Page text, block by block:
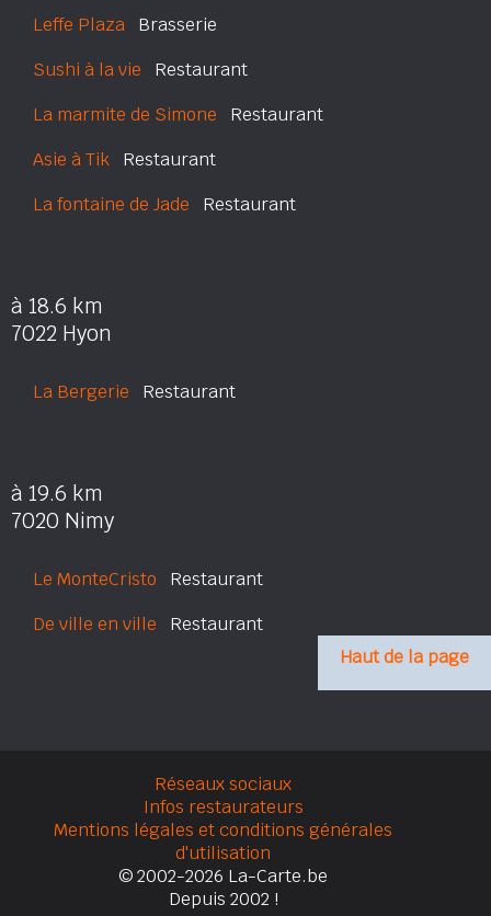
Leffe Plaza Brasserie
Sushi à la vie Restaurant
La marmite de Simone Restaurant
Asie à Tik Restaurant
La fontaine de Jade Restaurant
à 18.6 km
7022 Hyon
La Bergerie Restaurant
à 19.6 km
7020 Nimy
Le MonteCristo Restaurant
De ville en ville Restaurant
Haut de la page
Réseaux sociaux
Infos restaurateurs
Mentions légales et conditions générales
d'utilisation
© 2002-2026 La-Carte.be
Depuis 2002 !